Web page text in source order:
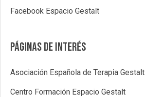
Facebook Espacio Gestalt
Páginas de interés
Asociación Española de Terapia Gestalt
Centro Formación Espacio Gestalt